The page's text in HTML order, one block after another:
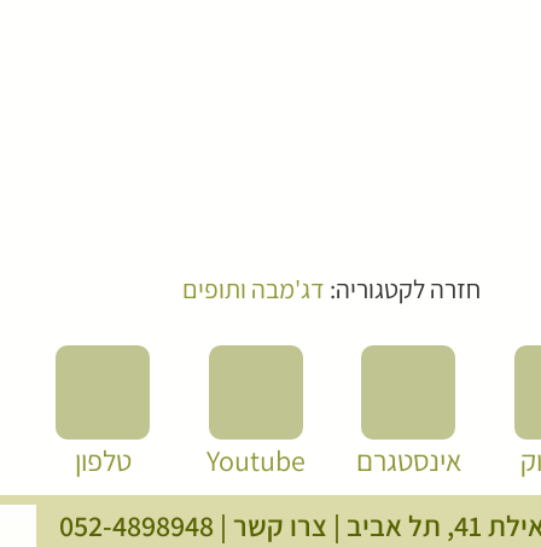
חזרה לקטגוריה: דג'מבה ותופים
אינסטגרם Youtube
טלפון
תל אביב |
צרו קשר |
052-4898948